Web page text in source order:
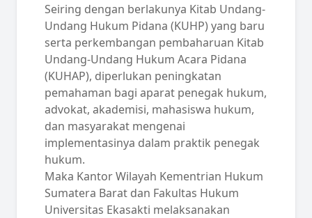
Seiring dengan berlakunya Kitab Undang-
Undang Hukum Pidana (KUHP) yang baru
serta perkembangan pembaharuan Kitab
Undang-Undang Hukum Acara Pidana
(KUHAP), diperlukan peningkatan
pemahaman bagi aparat penegak hukum,
advokat, akademisi, mahasiswa hukum,
dan masyarakat mengenai
implementasinya dalam praktik penegak
hukum.
Maka Kantor Wilayah Kementrian Hukum
Sumatera Barat dan Fakultas Hukum
Universitas Ekasakti melaksanakan